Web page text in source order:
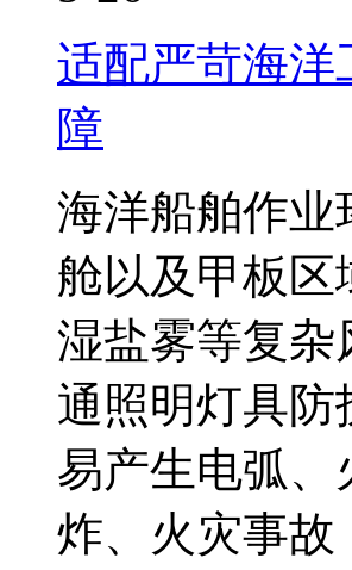
适配严苛海洋
障
海洋船舶作业
舱以及甲板
湿盐雾等复杂
通照明灯具
易产生电弧
炸、火灾事故